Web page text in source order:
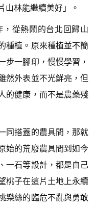
山林能繼續美好」。
，從熱鬧的台北回歸山
種植。原來種植並不簡
步一腳印，慢慢學習，
然外表並不光鮮亮，但
的健康，而不是農藥殘
同搭蓋的農具間，那就
始的荒廢農具間到如今
一石等設計，都是自己
桃子在這片土地上永續
樂絲的臨危不亂與勇敢